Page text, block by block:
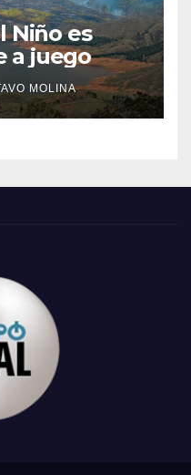
Niño es
a juego
MOLINA